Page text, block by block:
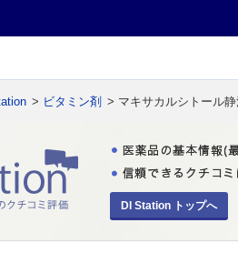
> ビタミン剤 > マキサカルシトール
DI Station トップへ